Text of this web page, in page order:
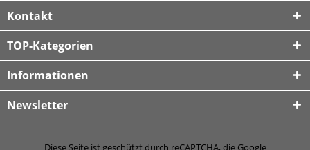
Kontakt
TOP-Kategorien
Informationen
Newsletter
Diese Seite ist geschützt durch reCAPTCHA, die Google